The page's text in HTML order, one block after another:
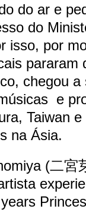
do ar e
do
isso, por
pararam
chegou
e
Taiwan
na Ásia.
(二宮